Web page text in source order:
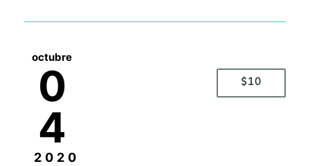
octubre
0
4
2020
$10